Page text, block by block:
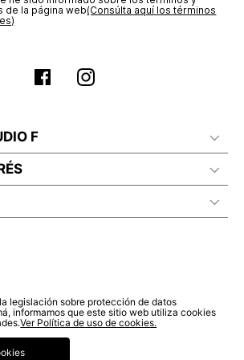
del mismo. Para revisar el
puedes ingresar al menú de “Mi cuenta -
de la página web‎(Consúlta aquí los términos
F
legislación sobre protección de datos
informamos que este sitio web utiliza cookies
Ver Política de uso de cookies.